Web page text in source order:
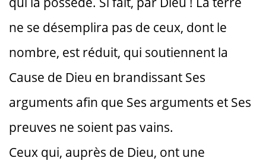
ne se désemplira pas de ceux, dont le
nombre, est réduit, qui soutiennent la
Cause de Dieu en brandissant Ses
arguments afin que Ses arguments et Ses
preuves ne soient pas vains.
Ceux qui, auprès de Dieu, ont une